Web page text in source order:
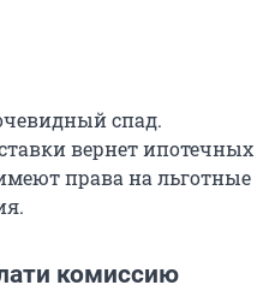
спад.
вернет ипотечных
права на льготные
комиссию